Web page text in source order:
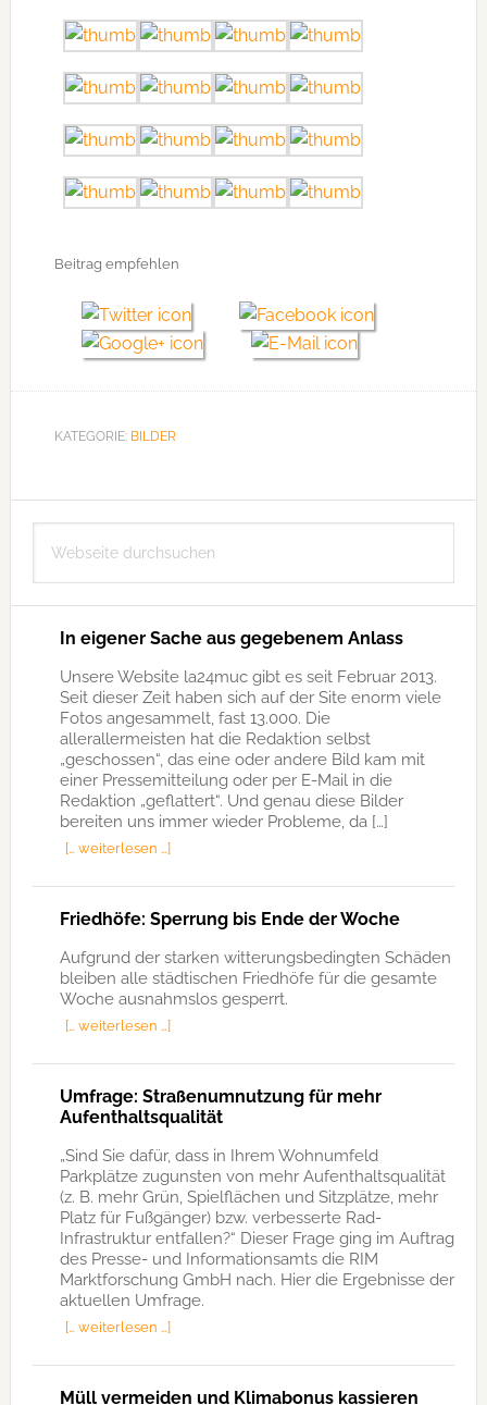
Beitrag empfehlen
KATEGORIE: BILDER
Seitenspalte
durchsuchen
In eigener Sache aus gegebenem Anlass
Unsere Website la24muc gibt es seit Februar 2013.
Seit dieser Zeit haben sich auf der Site enorm viele
Fotos angesammelt, fast 13.000. Die
allerallermeisten hat die Redaktion selbst
„geschossen“, das eine oder andere Bild kam mit
einer Pressemitteilung oder per E-Mail in die
Redaktion „geflattert“. Und genau diese Bilder
bereiten uns immer wieder Probleme, da […]
[… weiterlesen …]
Friedhöfe: Sperrung bis Ende der Woche
Aufgrund der starken witterungsbedingten Schäden
bleiben alle städtischen Friedhöfe für die gesamte
Woche ausnahmslos gesperrt.
[… weiterlesen …]
Umfrage: Straßenumnutzung für mehr
Aufenthaltsqualität
„Sind Sie dafür, dass in Ihrem Wohnumfeld
Parkplätze zugunsten von mehr Aufenthaltsqualität
(z. B. mehr Grün, Spielflächen und Sitzplätze, mehr
Platz für Fußgänger) bzw. verbesserte Rad-
Infrastruktur entfallen?“ Dieser Frage ging im Auftrag
des Presse- und Informationsamts die RIM
Marktforschung GmbH nach. Hier die Ergebnisse der
aktuellen Umfrage.
[… weiterlesen …]
Müll vermeiden und Klimabonus kassieren